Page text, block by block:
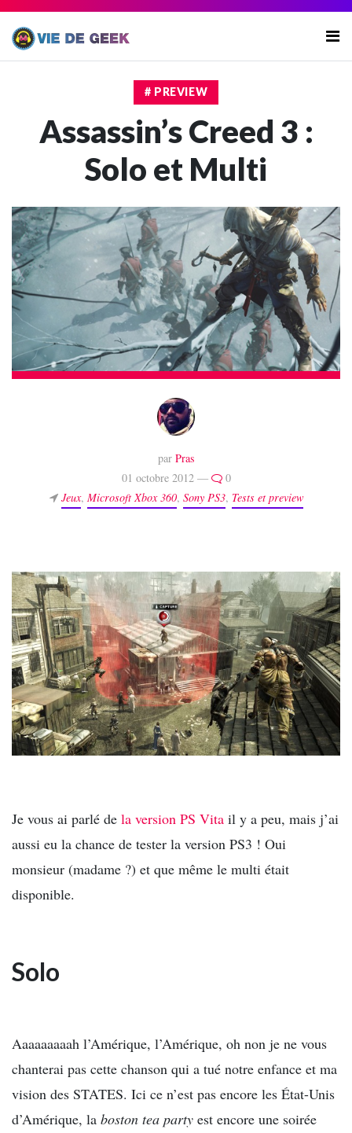
# PREVIEW
Assassin’s Creed 3 :
Solo et Multi
par Pras
01 octobre 2012 —
0
Jeux, Microsoft Xbox 360, Sony PS3, Tests et preview
Je vous ai parlé de la version PS Vita il y a peu, mais j’ai
aussi eu la chance de tester la version PS3 ! Oui
monsieur (madame ?) et que même le multi était
disponible.
Solo
Aaaaaaaaah l’Amérique, l’Amérique, oh non je ne vous
chanterai pas cette chanson qui a tué notre enfance et ma
vision des STATES. Ici ce n’est pas encore les État-Unis
d’Amérique, la boston tea party est encore une soirée